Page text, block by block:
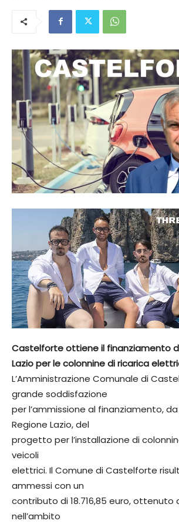
Castelforte ottiene il finanziamento
Lazio per le colonnine di ricarica
L’Amministrazione Comunale di
grande soddisfazione
per l’ammissione al finanziamento,
Regione Lazio, del
progetto per l’installazione di
veicoli
elettrici. Il Comune di Castelforte
ammessi con un
contributo di 18.716,85 euro,
nell’ambito